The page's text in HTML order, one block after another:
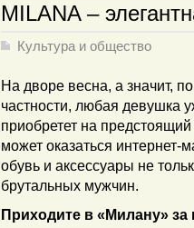
MILANA –
Культура и общество
На дворе весна, а значит,
частности, любая девушка
приобретет на
может оказаться интернет-
обувь и аксессуары не
брутальных мужчин.
Приходите в «Милану»